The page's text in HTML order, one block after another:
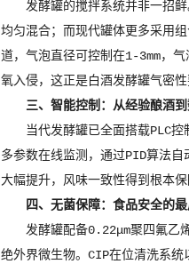
发酵罐的搅拌系统并非一招
均匀混合；而现代罐体更多采用
道，气泡直径可控制在1-3mm，
氧入侵，这正是白酒发酵罐气密性
三、智能控制：从经验酿酒到
当代发酵罐已全面搭载PLC
多参数在线监测，通过PID算法
大幅提升，风味一致性得到根本
四、无菌保障：食品安全的最
发酵罐配备0.22μm聚四氟乙
绝外界微生物。CIP在位清洗系